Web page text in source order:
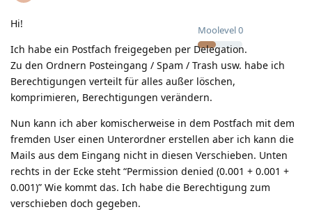
Moolevel0
Hi!
Ich habe ein Postfach freigegeben per Delegation.
Zu den Ordnern Posteingang / Spam / Trash usw. habe ich
Berechtigungen verteilt für alles außer löschen,
komprimieren, Berechtigungen verändern.
Nun kann ich aber komischerweise in dem Postfach mit dem
fremden User einen Unterordner erstellen aber ich kann die
Mails aus dem Eingang nicht in diesen Verschieben. Unten
rechts in der Ecke steht “Permission denied (0.001 + 0.001 +
0.001)” Wie kommt das. Ich habe die Berechtigung zum
verschieben doch gegeben.